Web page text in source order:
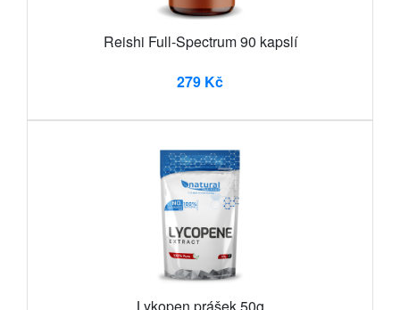
Reishi Full-Spectrum 90 kapslí
279 Kč